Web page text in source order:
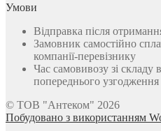
Умови
Відправка після
Замовник самостійно
компанії-перевізнику
Час самовивозу зі складу
попереднього узгодження
© ТОВ "Антеком" 2026
Побудовано з використанням